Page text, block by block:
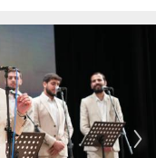
متعدد الجنسيات؟